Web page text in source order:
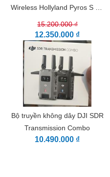
Wireless Hollyland Pyros S 4K
(HDMI/SDI )
15.200.000 ₫
12.350.000 ₫
Bộ truyền không dây DJI SDR
Transmission Combo
10.490.000 ₫